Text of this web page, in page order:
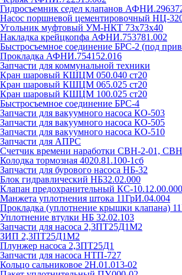
Гидросъемник седел клапанов
Насос поршневой цементировочный НЦ-
Угольник муфтовый УМ-НКТ 73х73х40
Накладка крейцкопфа АФНИ.753781.002
Быстросъемное соединение БРС-2 (под
Прокладка АФНИ.754152.016
Запчасти для коммунальной техники
Кран шаровый КШЦМ 050.040 ст20
Кран шаровый КШЦМ 065.025 ст20
Кран шаровый КШЦМ 100.025 ст20
Быстросъемное соединение БРС-4
Запчасти для вакуумного насоса КО-503
Запчасти для вакуумного насоса КО-505
Запчасти для вакуумного насоса КО-510
Запчасти для АПРС
Счетчик времени наработки СВН-2-01,
Колодка тормозная 4020.81.100-1сб
Запчасти для бурового насоса НБ-32
Блок гидравлический НБ32.02.000
Клапан предохранительный КС-10.12.00.000
Манжета уплотнения штока 11ГрИ.04.004
Прокладка (уплотнение крышки клапана)
Уплотнение втулки НБ 32.02.103
Запчасти для насоса 2,3ПТ25Д1М2
ЗИП 2,3ПТ25Д1М2
Плунжер насоса 2,3ПТ25Д1
Запчасти для насоса НТП-727
Кольцо сальниковое 2Н.01.013-02